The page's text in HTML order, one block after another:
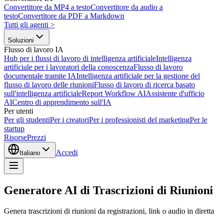
Convertitore da MP4 a testoConvertitore da audio a
testoConvertitore da PDF a Markdown
Tutti gli agenti >
Soluzioni
Flusso di lavoro IA
Hub per i flussi di lavoro di intelligenza artificialeIntelligenza
artificiale per i lavoratori della conoscenzaFlusso di lavoro
documentale tramite IAIntelligenza artificiale per la gestione del
flusso di lavoro delle riunioniFlusso di lavoro di ricerca basato
sull'intelligenza artificialeReport Workflow AIAssistente d'ufficio
AICentro di apprendimento sull'IA
Per utenti
Per gli studentiPer i creatoriPer i professionisti del marketingPer le
startup
RisorsePrezzi
Italiano Accedi
Generatore AI di Trascrizioni di Riunioni
Genera trascrizioni di riunioni da registrazioni, link o audio in diretta